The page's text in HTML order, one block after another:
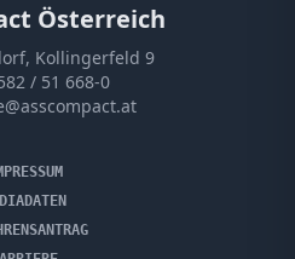
Österreich
Kollingerfeld 9
/ 51 668-0